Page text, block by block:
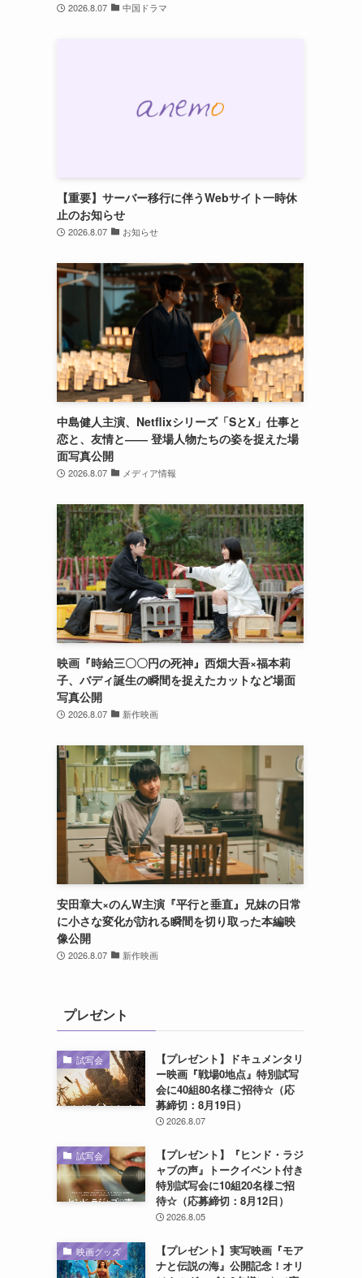
2026.8.07 中国ドラマ
【重要】サーバー移行に伴うWebサイト一時休
止のお知らせ
2026.8.07 お知らせ
中島健人主演、Netflixシリーズ「SとX」仕事と
恋と、友情と―― 登場人物たちの姿を捉えた場
面写真公開
2026.8.07 メディア情報
映画『時給三〇〇円の死神』西畑大吾×福本莉
子、バディ誕生の瞬間を捉えたカットなど場面
写真公開
2026.8.07 新作映画
安田章大×のんW主演『平行と垂直』兄妹の日常
に小さな変化が訪れる瞬間を切り取った本編映
像公開
2026.8.07 新作映画
プレゼント
試写会
【プレゼント】ドキュメンタリ
ー映画『戦場0地点』特別試写
会に40組80名様ご招待☆（応
募締切：8月19日）
2026.8.07
試写会
【プレゼント】『ヒンド・ラジ
ャブの声』トークイベント付き
特別試写会に10組20名様ご招
待☆（応募締切：8月12日）
2026.8.05
映画グッズ
【プレゼント】実写映画『モア
ナと伝説の海』公開記念！オリ